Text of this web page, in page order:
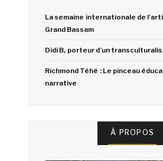
La semaine internationale de
Grand Bassam
Didi B, porteur d’un
Richmond Téhé : Le pinceau
narrative
À PROPOS